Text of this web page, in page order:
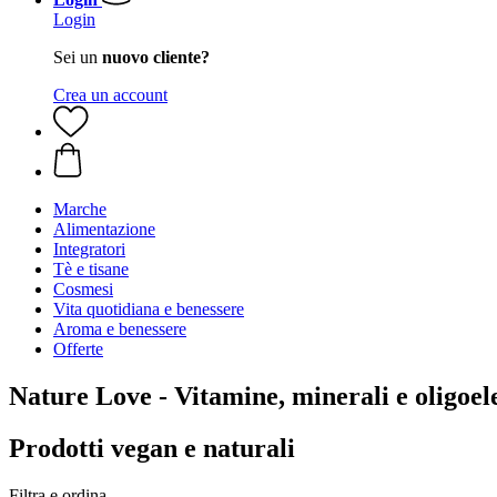
Login
Sei un nuovo cliente?
Crea un account
Marche
Alimentazione
Integratori
Tè e tisane
Cosmesi
Vita quotidiana e benessere
Aroma e benessere
Offerte
Nature Love - Vitamine, minerali e
Prodotti vegan e naturali